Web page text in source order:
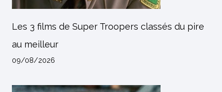
Les 3 films de Super Troopers classés du pire
au meilleur
09/08/2026